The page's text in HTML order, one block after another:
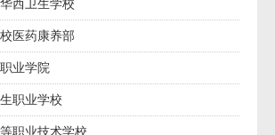
西卫生学校
医药康养部
业学院
职业学校
职业技术学校